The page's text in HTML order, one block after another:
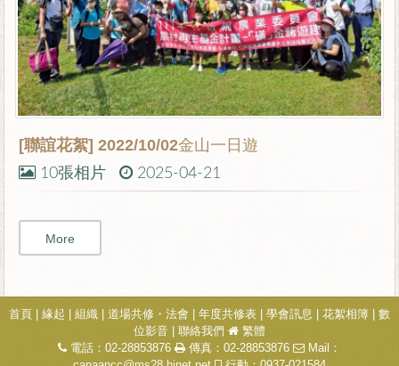
[聯誼花絮] 2022/10/02金山一日遊
10張相片 2025-04-21
More
首頁 緣起 組織 道場共修・法會 年度共修表 學會訊息 花絮相簿
數
位影音
聯絡我們
繁體
電話：02-28853876
傳真：02-28853876
Mail：